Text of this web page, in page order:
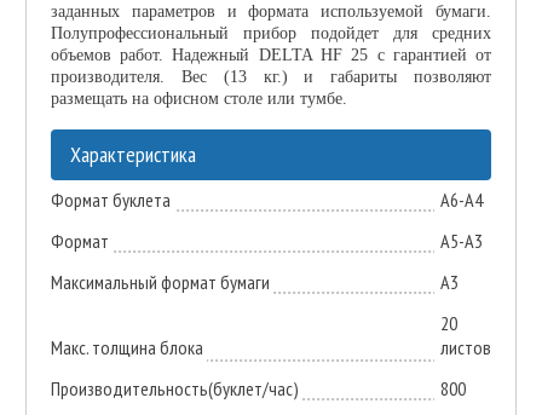
заданных параметров и формата используемой бумаги.
Полупрофессиональный прибор подойдет для средних
объемов работ. Надежный DELTA HF 25 с гарантией от
производителя. Вес (13 кг.) и габариты позволяют
размещать на офисном столе или тумбе.
Характеристика
Формат буклета
A6-A4
Формат
A5-A3
Максимальный формат бумаги
A3
Макс. толщина блока
20
листов
Производительность(буклет/час)
800